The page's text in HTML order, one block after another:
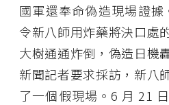
國軍還奉命偽造現場證
令新八師用炸藥將決口處
大樹通通炸倒，偽造日機
新聞記者要求採訪，新八
了一個假現場。6 月 21